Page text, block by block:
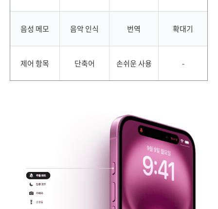
음성 메모 음악 인식 번역 확대기
제어 항목 단축어 손쉬운 사용 -